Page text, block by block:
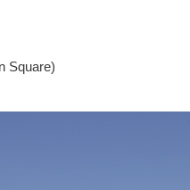
Square)